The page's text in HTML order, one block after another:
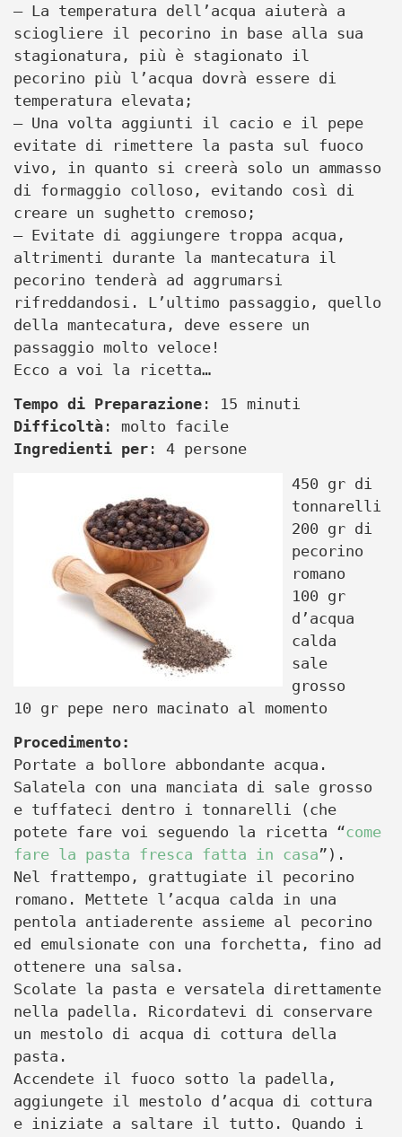
– La temperatura dell’acqua aiuterà a
sciogliere il pecorino in base alla sua
stagionatura, più è stagionato il
pecorino più l’acqua dovrà essere di
temperatura elevata;
– Una volta aggiunti il cacio e il pepe
evitate di rimettere la pasta sul fuoco
vivo, in quanto si creerà solo un ammasso
di formaggio colloso, evitando così di
creare un sughetto cremoso;
– Evitate di aggiungere troppa acqua,
altrimenti durante la mantecatura il
pecorino tenderà ad aggrumarsi
rifreddandosi. L’ultimo passaggio, quello
della mantecatura, deve essere un
passaggio molto veloce!
Ecco a voi la ricetta…
Tempo di Preparazione : 15 minuti
Difficoltà : molto facile
Ingredienti per : 4 persone
450 gr di
tonnarelli
200 gr di
pecorino
romano
100 gr
d’acqua
calda
sale
grosso
10 gr pepe nero macinato al momento
Procedimento:
Portate a bollore abbondante acqua.
Salatela con una manciata di sale grosso
e tuffateci dentro i tonnarelli (che
potete fare voi seguendo la ricetta “come
fare la pasta fresca fatta in casa”).
Nel frattempo, grattugiate il pecorino
romano. Mettete l’acqua calda in una
pentola antiaderente assieme al pecorino
ed emulsionate con una forchetta, fino ad
ottenere una salsa.
Scolate la pasta e versatela direttamente
nella padella. Ricordatevi di conservare
un mestolo di acqua di cottura della
pasta.
Accendete il fuoco sotto la padella,
aggiungete il mestolo d’acqua di cottura
e iniziate a saltare il tutto. Quando i